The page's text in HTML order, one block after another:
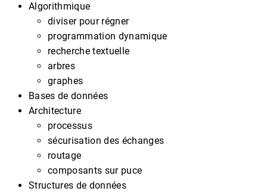
Algorithmique
diviser pour régner
programmation dynamique
recherche textuelle
arbres
graphes
Bases de données
Architecture
processus
sécurisation des échanges
routage
composants sur puce
Structures de données